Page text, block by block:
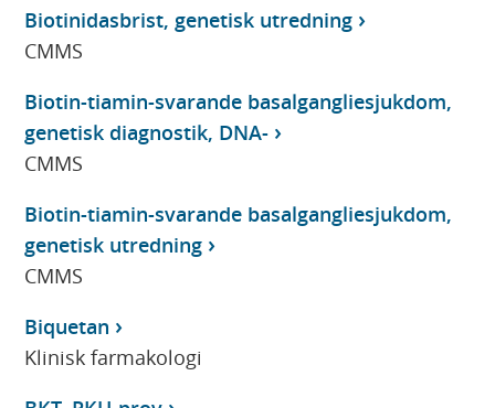
Biotinidasbrist, genetisk utredning
CMMS
Biotin-tiamin-svarande basalgangliesjukdom,
genetisk diagnostik, DNA-
CMMS
Biotin-tiamin-svarande basalgangliesjukdom,
genetisk utredning
CMMS
Biquetan
Klinisk farmakologi